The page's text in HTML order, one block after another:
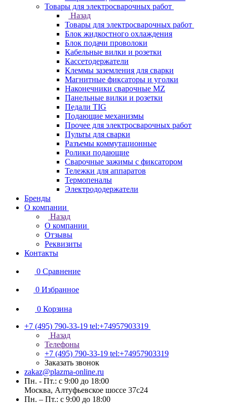
Товары для электросварочных работ
Назад
Товары для электросварочных работ
Блок жидкостного охлаждения
Блок подачи проволоки
Кабельные вилки и розетки
Кассетодержатели
Клеммы заземления для сварки
Магнитные фиксаторы и уголки
Наконечники сварочные MZ
Панельные вилки и розетки
Педали TIG
Подающие механизмы
Прочее для электросварочных работ
Пульты для сварки
Разъемы коммутационные
Ролики подающие
Сварочные зажимы с фиксатором
Тележки для аппаратов
Термопеналы
Электрододержатели
Бренды
О компании
Назад
О компании
Отзывы
Реквизиты
Контакты
0 Сравнение
0 Избранное
0 Корзина
+7 (495) 790-33-19 tel:+74957903319
Назад
Телефоны
+7 (495) 790-33-19 tel:+74957903319
Заказать звонок
zakaz@plazma-online.ru
Пн. - Пт.: с 9:00 до 18:00
Москва, Алтуфьевское шоссе 37с24
Пн. – Пт.: с 9:00 до 18:00